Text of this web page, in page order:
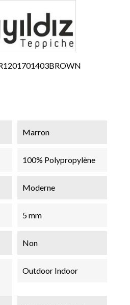
Marron
100% Polypropylène
Moderne
5 mm
Non
Outdoor Indoor